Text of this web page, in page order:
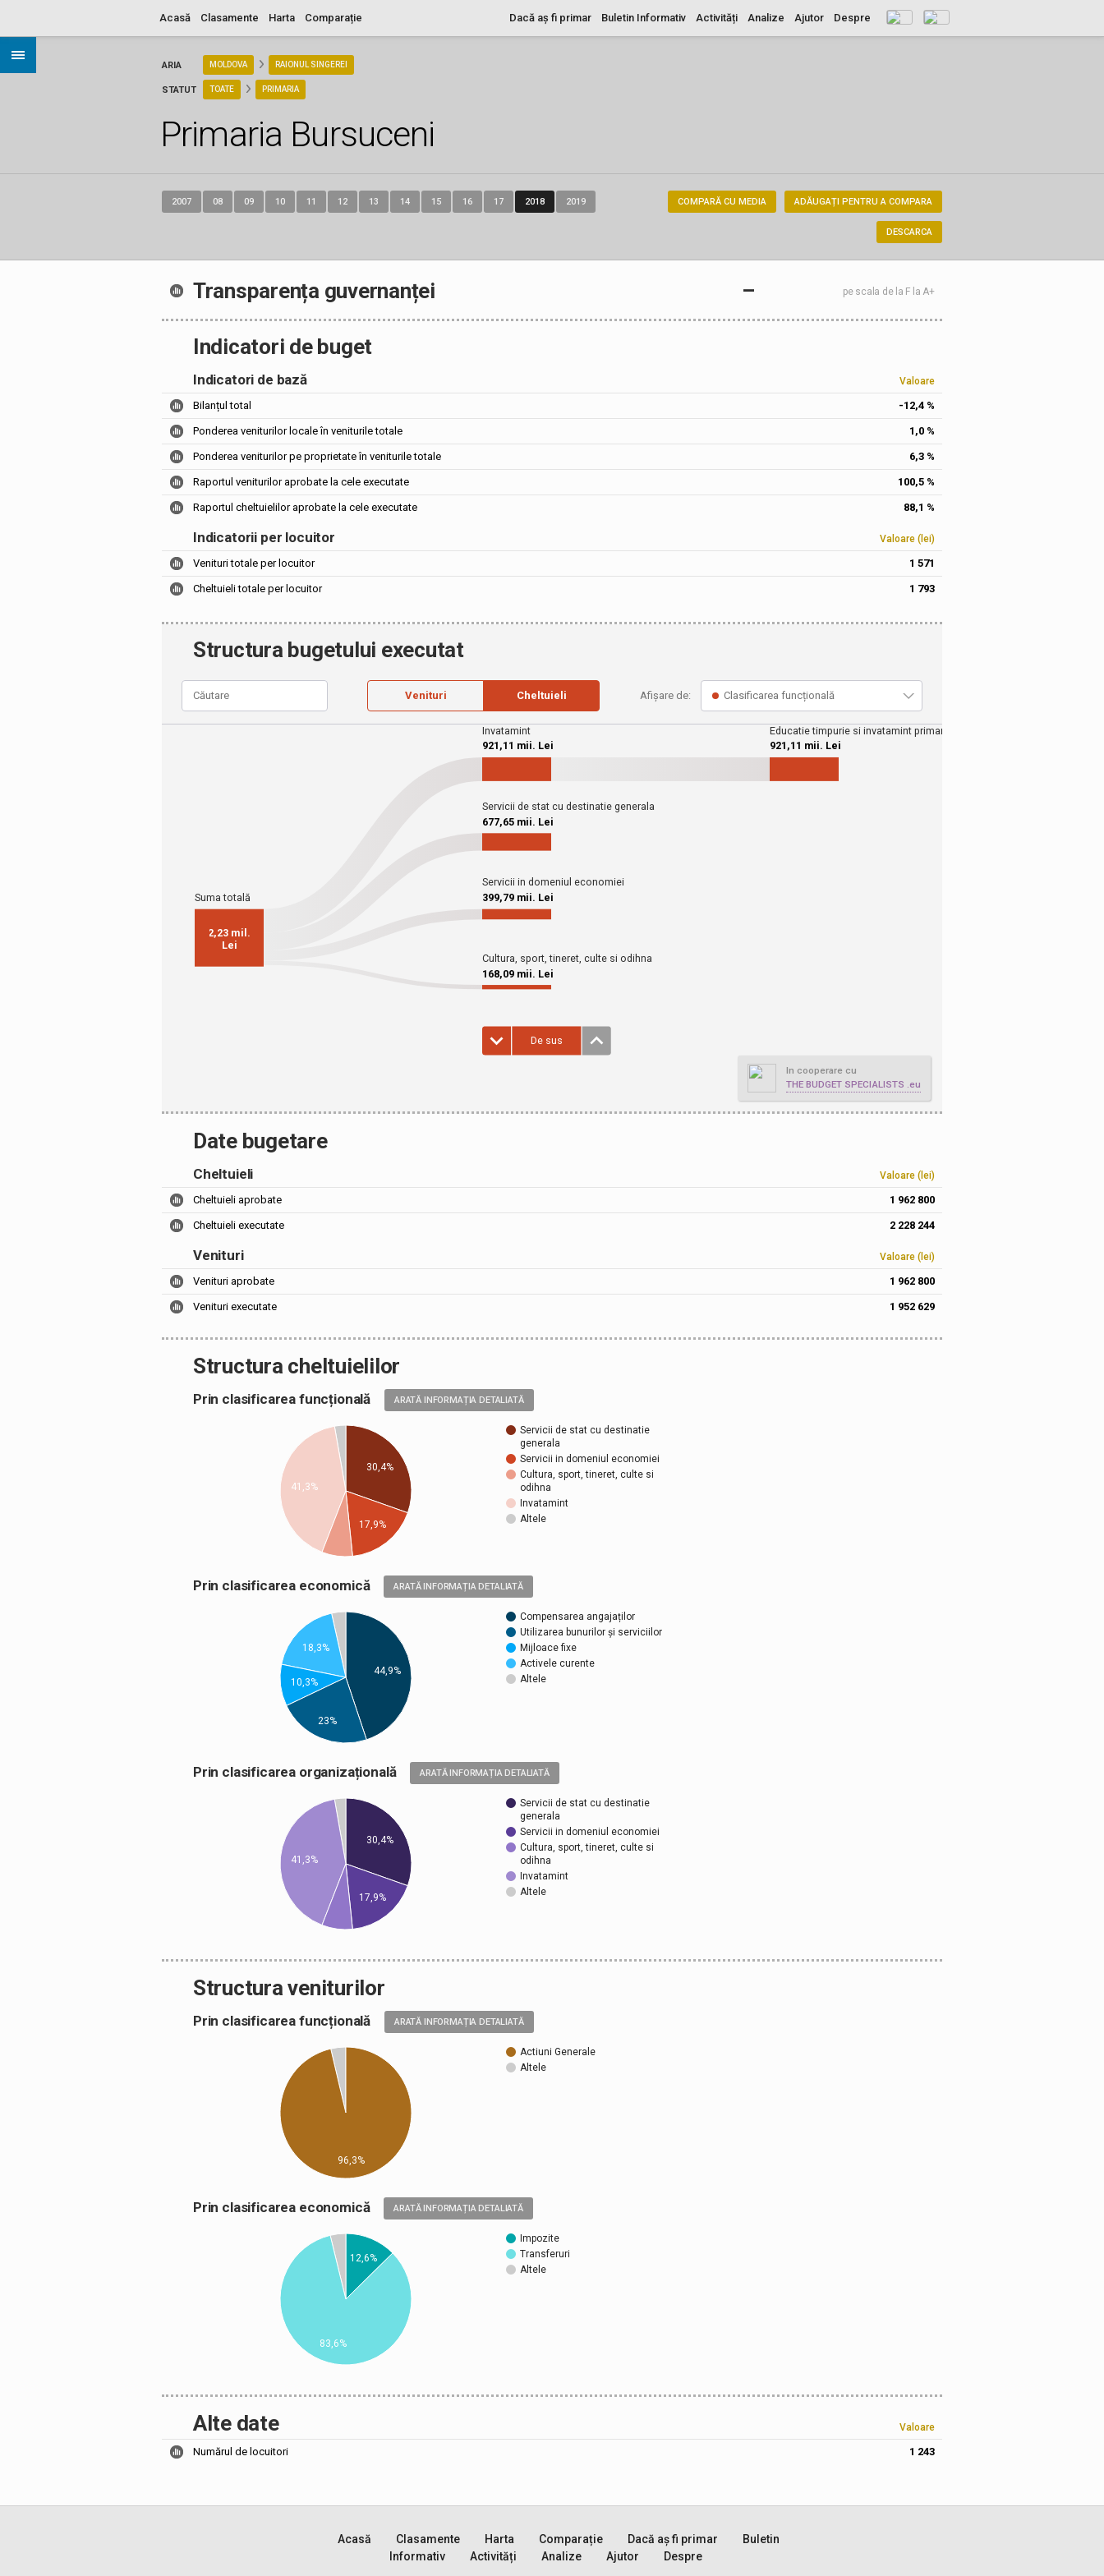
Acasă Despre
Clasamente Ajutor
Analize
Harta Activități
Buletin Informativ
Comparație Dacă aș fi primar
ARIA
STATUT
MOLDOVA RAIONUL SINGEREI
TOATE PRIMARIA
Primaria Bursuceni
2007 08 09 10 11 12 13 14 15 16 17 2018 2019 ADĂUGAȚI PENTRU A COMPARA
COMPARĂ CU MEDIA
DESCARCA
Transparența guvernanței – pe scala de la F la A+
Indicatori de buget
Indicatori de bază Valoare
Bilanțul total -12,4 %
Ponderea veniturilor locale în veniturile totale 1,0 %
Ponderea veniturilor pe proprietate în veniturile totale 6,3 %
Raportul veniturilor aprobate la cele executate 100,5 %
Raportul cheltuielilor aprobate la cele executate 88,1 %
Indicatorii per locuitor Valoare (lei)
Venituri totale per locuitor 1 571
Cheltuieli totale per locuitor 1 793
Structura bugetului executat
In cooperare cu
THE BUDGET SPECIALISTS .eu
Date bugetare
Cheltuieli Valoare (lei)
Cheltuieli aprobate 1 962 800
Cheltuieli executate 2 228 244
Venituri Valoare (lei)
Venituri aprobate 1 962 800
Venituri executate 1 952 629
Structura cheltuielilor
Prin clasificarea funcțională ARATĂ INFORMAȚIA DETALIATĂ
Servicii de stat cu destinatie
generala
Servicii in domeniul economiei
Cultura, sport, tineret, culte si
odihna
Invatamint
Altele
30,4%
17,9%
41,3%
Prin clasificarea economică ARATĂ INFORMAȚIA DETALIATĂ
Compensarea angajaților
Utilizarea bunurilor și serviciilor
Mijloace fixe
Activele curente
Altele
44,9%
18,3%
10,3%
23%
Prin clasificarea organizațională ARATĂ INFORMAȚIA DETALIATĂ
Servicii de stat cu destinatie
generala
Servicii in domeniul economiei
Cultura, sport, tineret, culte si
odihna
Invatamint
Altele
30,4%
17,9%
41,3%
Structura veniturilor
Prin clasificarea funcțională ARATĂ INFORMAȚIA DETALIATĂ
Actiuni Generale
Altele
96,3%
Prin clasificarea economică ARATĂ INFORMAȚIA DETALIATĂ
Impozite
Transferuri
Altele
12,6%
83,6%
Alte date Valoare
Numărul de locuitori 1 243
Acasă Clasamente Harta Comparație Dacă aș fi primar
Buletin
Informativ
Activități Analize Ajutor Despre